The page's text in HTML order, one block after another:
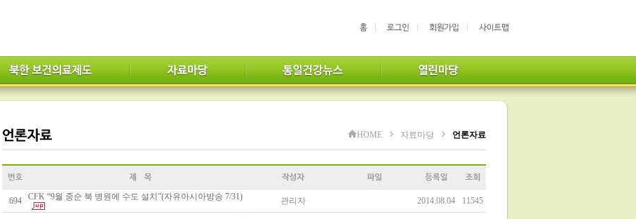
HOME 자료마당 언론자료
694 CFK “9월 중순 북 병원에 수도 설치”(자유아시아방송 7/31) 관리자 2014.08.04 11545